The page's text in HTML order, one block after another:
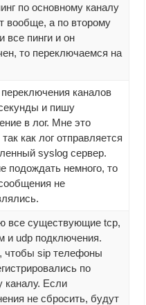
по основному каналу
вообще, а по второму
все пинги и он
то переключаемся на
каналов
и пишу
в лог. Мне это
как лог отправляется
syslog сервер.
подождать немного, то
не
все существующие tcp,
и udp подключения.
чтобы sip телефоны
по
каналу. Если
не сбросить, будут